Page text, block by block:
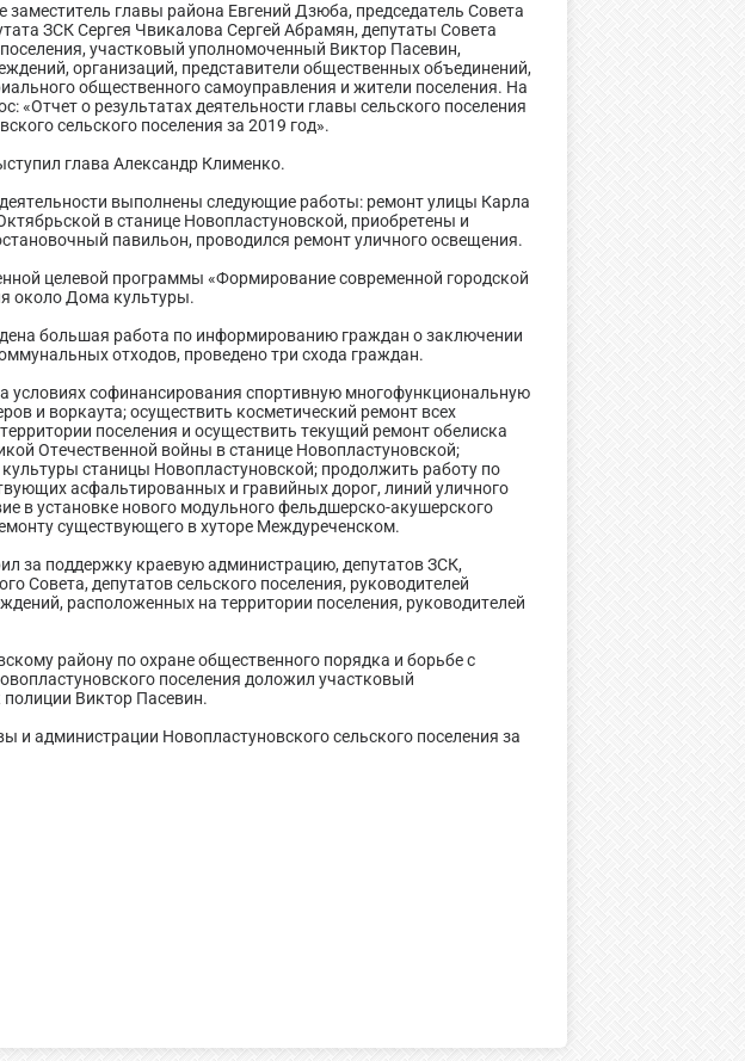
заместитель главы района Евгений Дзюба, председатель Совета
ЗСК Сергея Чвикалова Сергей Абрамян, депутаты Совета
участковый уполномоченный Виктор Пасевин,
организаций, представители общественных объединений,
общественного самоуправления и жители поселения. На
«Отчет о результатах деятельности главы сельского поселения
сельского поселения за 2019 год».
глава Александр Клименко.
выполнены следующие работы: ремонт улицы Карла
в станице Новопластуновской, приобретены и
павильон, проводился ремонт уличного освещения.
целевой программы «Формирование современной городской
около Дома культуры.
большая работа по информированию граждан о заключении
отходов, проведено три схода граждан.
условиях софинансирования спортивную многофункциональную
и воркаута; осуществить косметический ремонт всех
поселения и осуществить текущий ремонт обелиска
Отечественной войны в станице Новопластуновской;
станицы Новопластуновской; продолжить работу по
асфальтированных и гравийных дорог, линий уличного
в установке нового модульного фельдшерско-акушерского
существующего в хуторе Междуреченском.
за поддержку краевую администрацию, депутатов ЗСК,
Совета, депутатов сельского поселения, руководителей
расположенных на территории поселения, руководителей
району по охране общественного порядка и борьбе с
поселения доложил участковый
Виктор Пасевин.
и администрации Новопластуновского сельского поселения за